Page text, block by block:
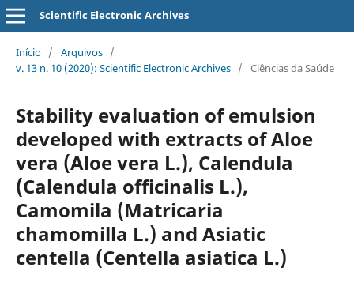
Scientific Electronic Archives
Início / Arquivos /
v. 13 n. 10 (2020): Scientific Electronic Archives / Ciências da Saúde
Stability evaluation of emulsion
developed with extracts of Aloe
vera (Aloe vera L.), Calendula
(Calendula officinalis L.),
Camomila (Matricaria
chamomilla L.) and Asiatic
centella (Centella asiatica L.)